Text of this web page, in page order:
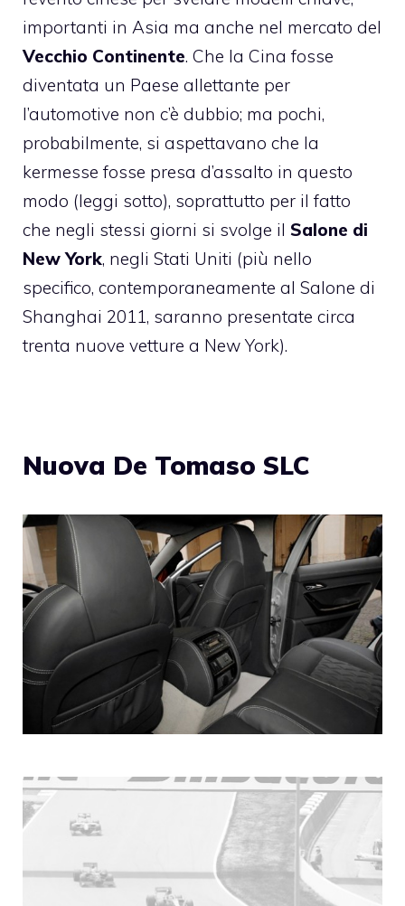
importanti in Asia ma anche nel mercato del
Vecchio Continente. Che la Cina fosse
diventata un Paese allettante per
l’automotive non c’è dubbio; ma pochi,
probabilmente, si aspettavano che la
kermesse fosse presa d’assalto in questo
modo (leggi sotto), soprattutto per il fatto
che negli stessi giorni si svolge il Salone di
New York, negli Stati Uniti (più nello
specifico, contemporaneamente al Salone di
Shanghai 2011, saranno presentate circa
trenta nuove vetture a New York).
Nuova De Tomaso SLC